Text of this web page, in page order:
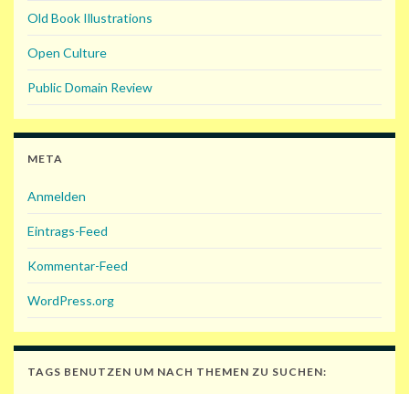
Old Book Illustrations
Open Culture
Public Domain Review
META
Anmelden
Eintrags-Feed
Kommentar-Feed
WordPress.org
TAGS BENUTZEN UM NACH THEMEN ZU SUCHEN: